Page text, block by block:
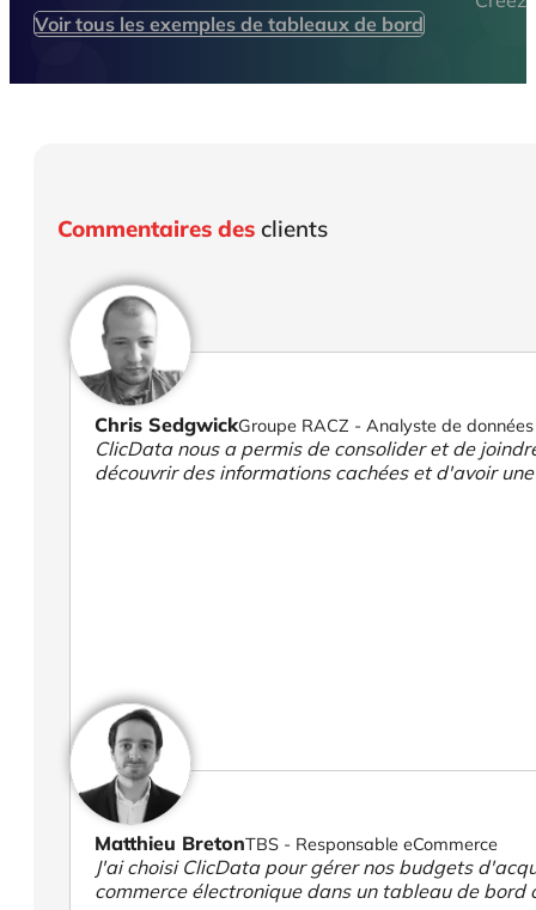
Voir tous les exemples de tableaux de bord
Commentaires des clients
Chris SedgwickGroupe RACZ - Analyste de données
ClicData nous a permis de consolider et de
découvrir des informations cachées et d'avoir
Matthieu BretonTBS - Responsable eCommerce
J'ai choisi ClicData pour gérer nos budgets
commerce électronique dans un tableau de bord